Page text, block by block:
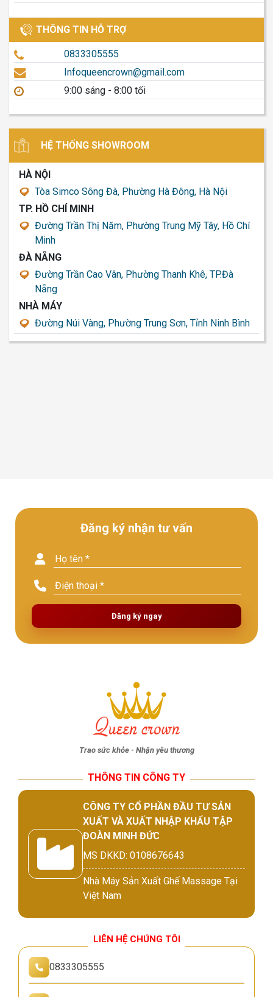
THÔNG TIN HỖ TRỢ
0833305555
Infoqueencrown@gmail.com
9:00 sáng - 8:00 tối
HỆ THỐNG SHOWROOM
HÀ NỘI
Tòa Simco Sông Đà, Phường Hà Đông, Hà Nội
TP. HỒ CHÍ MINH
Đường Trần Thị Năm, Phường Trung Mỹ Tây, Hồ Chí
Minh
ĐÀ NẴNG
Đường Trần Cao Vân, Phường Thanh Khê, TP.Đà
Nẵng
NHÀ MÁY
Đường Núi Vàng, Phường Trung Sơn, Tỉnh Ninh Bình
Đăng ký nhận tư vấn
Đăng ký ngay
Trao sức khỏe - Nhận yêu thương
THÔNG TIN CÔNG TY
CÔNG TY CỔ PHẦN ĐẦU TƯ SẢN
XUẤT VÀ XUẤT NHẬP KHẨU TẬP
ĐOÀN MINH ĐỨC
MS DKKD: 0108676643
Nhà Máy Sản Xuất Ghế Massage Tại
Việt Nam
LIÊN HỆ CHÚNG TÔI
0833305555